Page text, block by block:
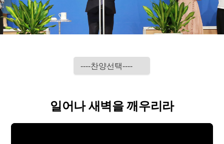
기
일어나 새벽을 깨우리라